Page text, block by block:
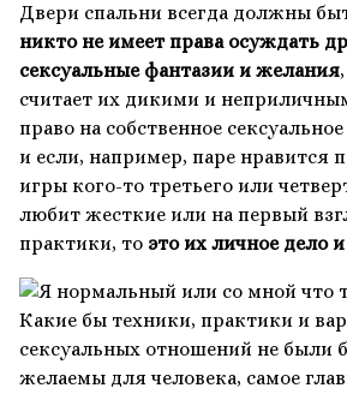
Двери спальни всегда должны
никто не имеет права осуждать
сексуальные фантазии и желания
считает их дикими и
право на собственное
и если, например, паре нравится
игры кого-то третьего или
любит жесткие или на первый
практики, то это их личное дело
Какие бы техники, практики и
сексуальных отношений не были
желаемы для человека, самое